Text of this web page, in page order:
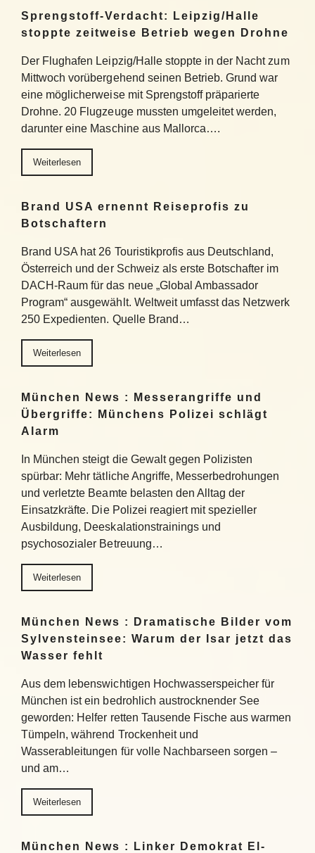
Sprengstoff-Verdacht: Leipzig/Halle
stoppte zeitweise Betrieb wegen Drohne
Der Flughafen Leipzig/Halle stoppte in der Nacht zum
Mittwoch vorübergehend seinen Betrieb. Grund war
eine möglicherweise mit Sprengstoff präparierte
Drohne. 20 Flugzeuge mussten umgeleitet werden,
darunter eine Maschine aus Mallorca….
Weiterlesen
Brand USA ernennt Reiseprofis zu
Botschaftern
Brand USA hat 26 Touristikprofis aus Deutschland,
Österreich und der Schweiz als erste Botschafter im
DACH-Raum für das neue „Global Ambassador
Program“ ausgewählt. Weltweit umfasst das Netzwerk
250 Expedienten. Quelle Brand…
Weiterlesen
München News : Messerangriffe und
Übergriffe: Münchens Polizei schlägt
Alarm
In München steigt die Gewalt gegen Polizisten
spürbar: Mehr tätliche Angriffe, Messerbedrohungen
und verletzte Beamte belasten den Alltag der
Einsatzkräfte. Die Polizei reagiert mit spezieller
Ausbildung, Deeskalationstrainings und
psychosozialer Betreuung…
Weiterlesen
München News : Dramatische Bilder vom
Sylvensteinsee: Warum der Isar jetzt das
Wasser fehlt
Aus dem lebenswichtigen Hochwasserspeicher für
München ist ein bedrohlich austrocknender See
geworden: Helfer retten Tausende Fische aus warmen
Tümpeln, während Trockenheit und
Wasserableitungen für volle Nachbarseen sorgen –
und am…
Weiterlesen
München News : Linker Demokrat El-